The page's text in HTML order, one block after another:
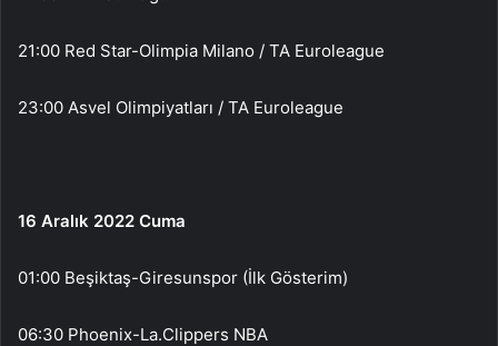
21:00 Red Star-Olimpia Milano / TA Euroleague
23:00 Asvel Olimpiyatları / TA Euroleague
16 Aralık 2022 Cuma
01:00 Beşiktaş-Giresunspor (İlk Gösterim)
06:30 Phoenix-La.Clippers NBA